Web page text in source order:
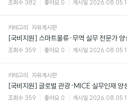
조회수 382 좋아요 0 게시일 2026.08.05
카테고리 자유게시판
[국비지원] 스마트물류·무역 실무 전문가 양
조회수 359 좋아요 0 게시일 2026.08.05
카테고리 자유게시판
[국비지원] 글로벌 관광·MICE 실무인재 양
조회수 359 좋아요 0 게시일 2026.08.05